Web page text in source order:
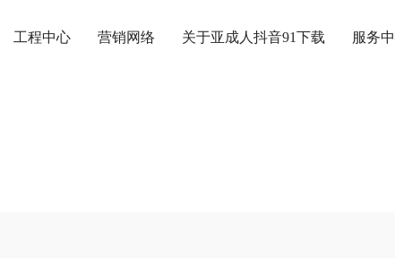
工程中心 营销网络 关于亚成人抖音91下载 服务